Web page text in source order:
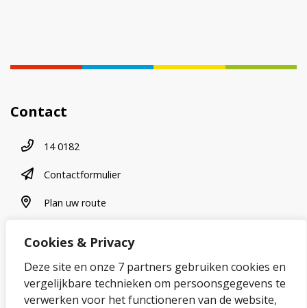
Cookies & Privacy
Deze site en onze 7 partners gebruiken cookies en
vergelijkbare technieken om persoonsgegevens te
verwerken voor het functioneren van de website,
Contact
Telefoonnummer
14 0182
contactformulier
Contactformulier
plan uw route
Plan uw route
Over onze website
Sitemap